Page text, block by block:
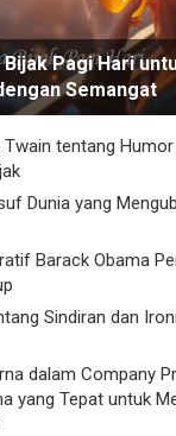
Pagi Hari
Semangat
Twain tentang Humor
Dunia yang
Barack Obama
Sindiran dan Ironi
dalam Company
yang Tepat untuk